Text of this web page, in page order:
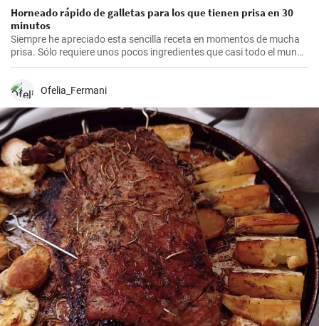
Horneado rápido de galletas para los que tienen prisa en 30
minutos
Siempre he apreciado esta sencilla receta en momentos de mucha
prisa. Sólo requiere unos pocos ingredientes que casi todo el mundo
tiene en casa, y en apenas 30 minutos puedes estar disfrutando de
sabor dulce, siempre eran un éxito para las visitas improvisadas y
Ofelia_Fermani